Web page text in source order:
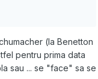
(la Benetton
pentru prima data
sau ... se "face" sa se